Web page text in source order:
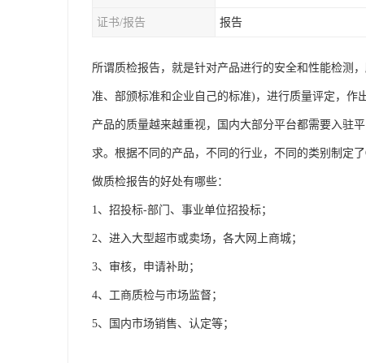
证书/报告 报告
所谓质检报告，就是针对产品进行的安全和性能检测
准、部颁标准和企业自己的标准)，进行质量评定，
产品的质量越来越重视，国内大部分平台都需要入驻
求。根据不同的产品，不同的行业，不同的类别制定
做质检报告的好处有哪些：
1、招投标-部门、事业单位招投标；
2、进入大型超市或卖场，各大网上商城；
3、审核，申请补助；
4、工商质检与市场监督；
5、国内市场销售、认定等；